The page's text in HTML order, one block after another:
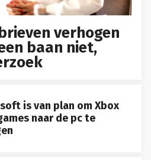
verhogen
baan niet,
is van plan om Xbox
naar de pc te